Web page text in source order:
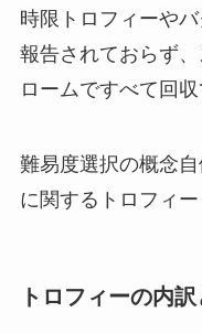
時限トロフィーや
報告されておらず
ロームですべて回
難易度選択の概念
に関するトロフィー
トロフィーの内